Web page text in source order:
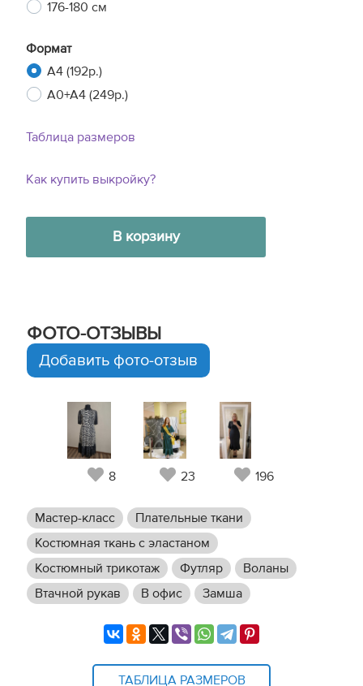
176-180 см
Формат
A4 (192р.)
A0+A4 (249р.)
Таблица размеров
Как купить выкройку?
В корзину
ФОТО-ОТЗЫВЫ
Добавить фото-отзыв
8 23 196
Мастер-класс
Плательные ткани
Костюмная ткань с эластаном
Костюмный трикотаж
Футляр
Воланы
Втачной рукав
В офис Замша
ТАБЛИЦА РАЗМЕРОВ